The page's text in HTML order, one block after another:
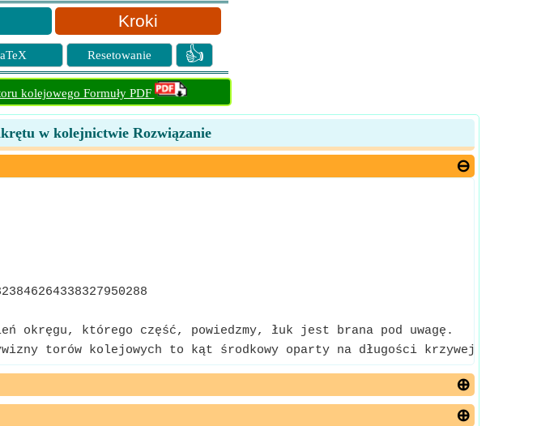
Kroki
Resetowanie 👍
kolejowego Formuły PDF
w kolejnictwie Rozwiązanie
okręgu, którego część, powiedzmy, łuk jest brana pod uwagę.
torów kolejowych to kąt środkowy oparty na długości krzywej torów